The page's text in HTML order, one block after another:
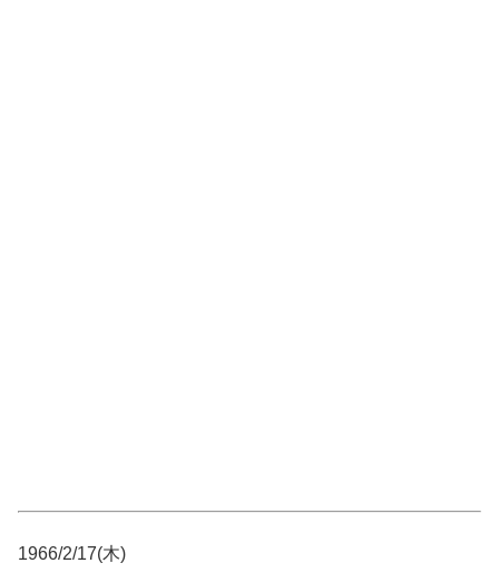
1966/2/17(木)